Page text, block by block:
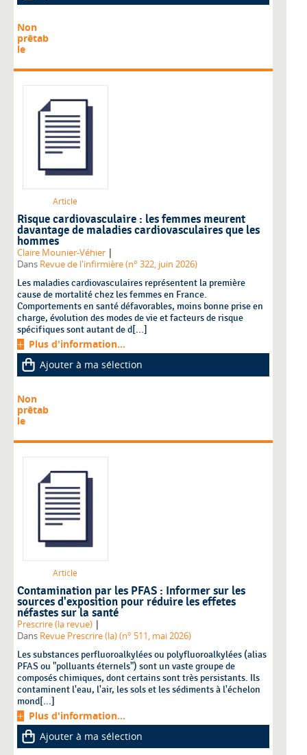
Non
prêtab
le
Article
Risque cardiovasculaire : les femmes meurent
davantage de maladies cardiovasculaires que les
hommes
Claire Mounier-Véhier |
Dans Revue de l'infirmière (n° 322, juin 2026)
Les maladies cardiovasculaires représentent la première
cause de mortalité chez les femmes en France.
Comportements en santé défavorables, moins bonne prise en
charge, évolution des modes de vie et facteurs de risque
spécifiques sont autant de d[...]
Plus d'information...
Ajouter à ma sélection
Non
prêtab
le
Article
Contamination par les PFAS : Informer sur les
sources d'exposition pour réduire les effetes
néfastes sur la santé
Prescrire (la revue) |
Dans Revue Prescrire (la) (n° 511, mai 2026)
Les substances perfluoroalkylées ou polyfluoroalkylées (alias
PFAS ou "polluants éternels") sont un vaste groupe de
composés chimiques, dont certains sont très persistants. Ils
contaminent l'eau, l'air, les sols et les sédiments à l'échelon
mond[...]
Plus d'information...
Ajouter à ma sélection